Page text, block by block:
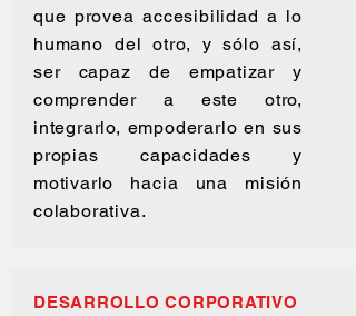
que provea accesibilidad a lo
humano del otro, y sólo así,
ser capaz de empatizar y
comprender a este otro,
integrarlo, empoderarlo en sus
propias capacidades y
motivarlo hacia una misión
colaborativa.
DESARROLLO CORPORATIVO